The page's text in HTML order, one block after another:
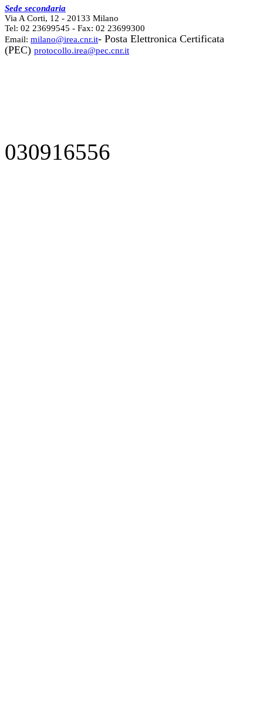
Sede secondaria
Via A Corti, 12 - 20133 Milano
Tel: 02 23699545 - Fax: 02 23699300
Email: milano@irea.cnr.it- Posta Elettronica Certificata
(PEC) protocollo.irea@pec.cnr.it
030916556